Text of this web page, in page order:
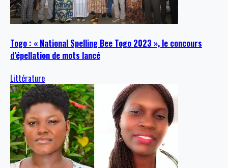
Togo : « National Spelling Bee Togo 2023 », le concours
d’épellation de mots lancé
Littérature